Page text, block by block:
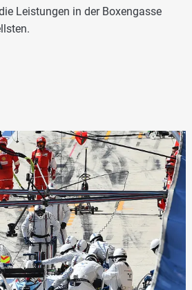
Leistungen in der Boxengasse